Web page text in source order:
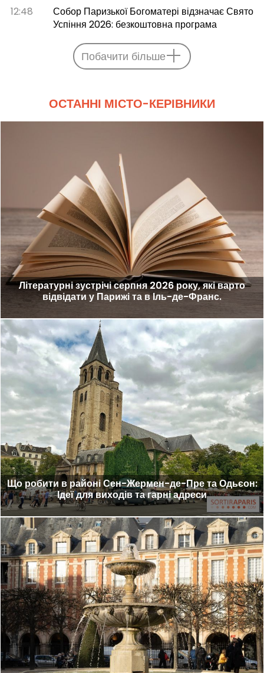
12:48
Собор Паризької Богоматері відзначає Свято
Успіння 2026: безкоштовна програма
Побачити більше
ОСТАННІ МІСТО-КЕРІВНИКИ
Літературні зустрічі серпня 2026 року, які варто
відвідати у Парижі та в Іль-де-Франс.
Що робити в районі Сен-Жермен-де-Пре та Одьєон:
Ідеї для виходів та гарні адреси